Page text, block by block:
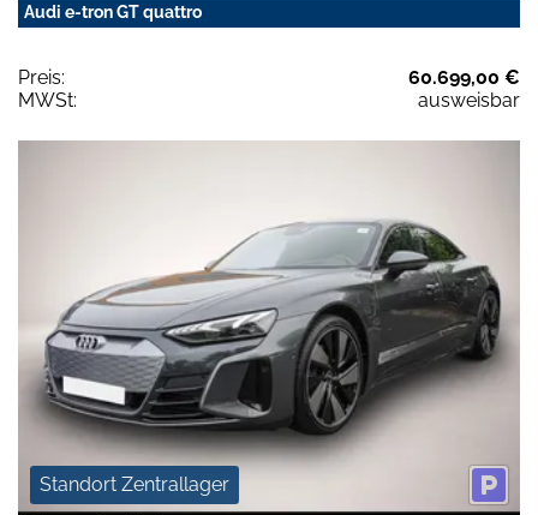
Audi e-tron GT quattro
Preis:
60.699,00 €
MWSt:
ausweisbar
Standort Zentrallager